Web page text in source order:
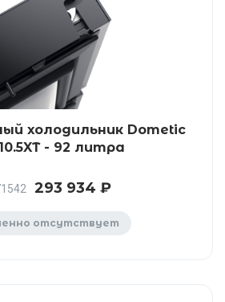
холодильник Dometic
- 92 литра
293 934 ₽
отсутствует